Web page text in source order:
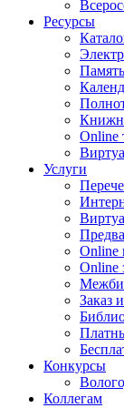
Ресурсы
Online
Услуги
Online
Online
Заказ
Конкурсы
Коллегам